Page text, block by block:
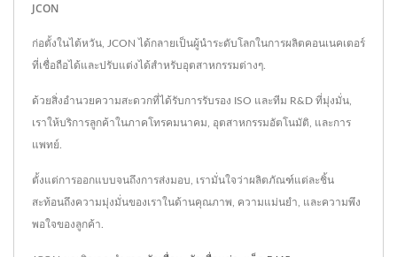
JCON
ก่อตั้งในไต้หวัน, JCON ได้กลายเป็นผู้นำระดับโลกในการผลิตคอนเนคเตอร์
ที่เชื่อถือได้และปรับแต่งได้สำหรับอุตสาหกรรมต่างๆ.
ด้วยสิ่งอำนวยความสะดวกที่ได้รับการรับรอง ISO และทีม R&D ที่มุ่งมั่น,
เราให้บริการลูกค้าในภาคโทรคมนาคม, อุตสาหกรรมอัตโนมัติ, และการ
แพทย์.
ตั้งแต่การออกแบบจนถึงการส่งมอบ, เรามั่นใจว่าผลิตภัณฑ์แต่ละชิ้น
สะท้อนถึงความมุ่งมั่นของเราในด้านคุณภาพ, ความแม่นยำ, และความพึง
พอใจของลูกค้า.